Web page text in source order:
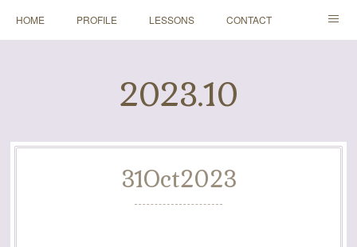
HOME PROFILE LESSONS CONTACT
2023.10
31Oct2023